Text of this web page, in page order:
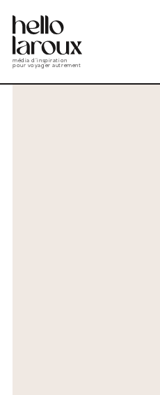
média d’inspiration
pour voyager autrement